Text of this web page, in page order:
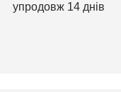
упродовж 14 днів